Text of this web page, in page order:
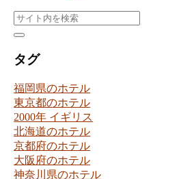
タグ
福岡県のホテル
東京都のホテル
2000年 イギリス
北海道のホテル
京都府のホテル
大阪府のホテル
神奈川県のホテル